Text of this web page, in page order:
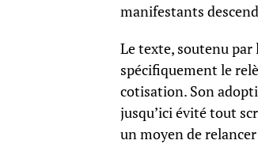
manifestants
Le texte, soutenu par
spécifiquement le
cotisation. Son
jusqu’ici évité tout
un moyen de